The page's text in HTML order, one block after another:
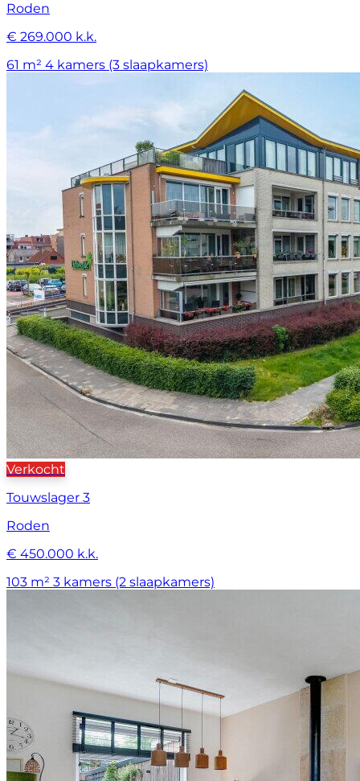
Roden
€ 269.000 k.k.
61 m² 4 kamers (3 slaapkamers)
Verkocht
Touwslager 3
Roden
€ 450.000 k.k.
103 m² 3 kamers (2 slaapkamers)